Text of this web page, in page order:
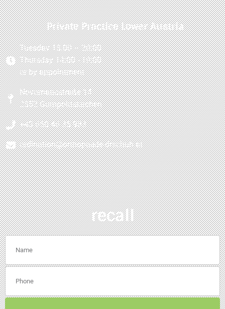
Private Practice Lower Austria
Tuesday 13:00 – 20:00
Thursday 14:00 - 19:00
or by appointment
Novomaticstraße 14
2352 Gumpoldskirchen
+43 650 46 35 983
ordination@orthopaede-drschuh.at
recall